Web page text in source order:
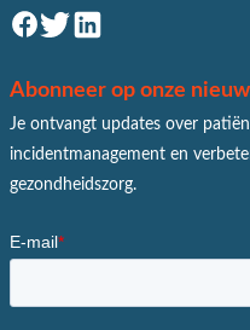
Abonneer op onze
Je ontvangt updates over
incidentmanagement en
gezondheidszorg.